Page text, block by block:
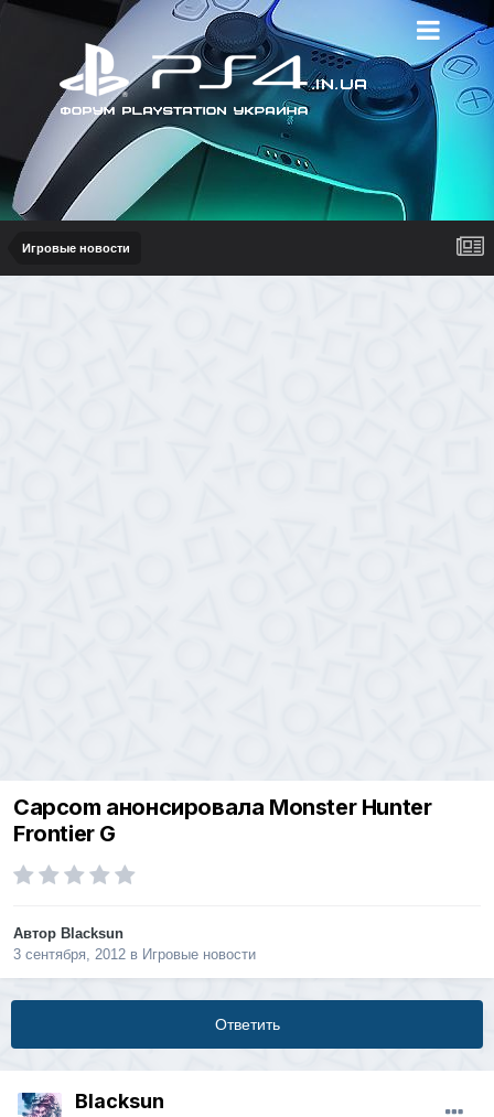
Игровые новости
Capcom анонсировала Monster Hunter
Frontier G
Автор Blacksun
3 сентября, 2012 в Игровые новости
Ответить
Blacksun